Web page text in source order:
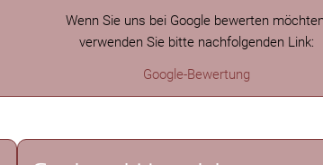
Wenn Sie uns bei Google bewerten
verwenden Sie bitte nachfolgenden Link:
Google-Bewertung